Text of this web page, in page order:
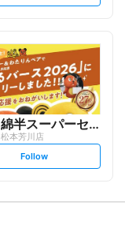
t
l
o
w
綿半スーパーセンター
松本芳川店
s
t
Follow